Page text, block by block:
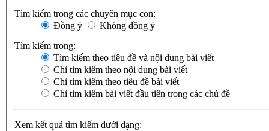
Tìm kiếm trong các chuyên mục con:
Đồng ý
Không đồng ý
Tìm kiếm trong:
Tìm kiếm theo tiêu đề và nội dung bài viết
Chỉ tìm kiếm theo nội dung bài viết
Chỉ tìm kiếm theo tiêu đề bài viết
Chỉ tìm kiếm bài viết đầu tiên trong các chủ đề
Xem kết quả tìm kiếm dưới dạng: